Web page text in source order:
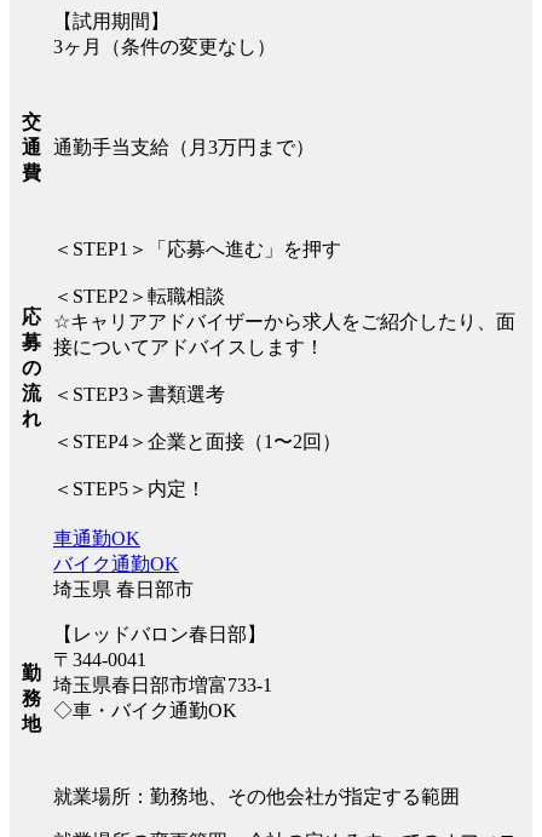
【試用期間】
3ヶ月（条件の変更なし）
交
通
費
通勤手当支給（月3万円まで）
応
募
の
流
れ
＜STEP1＞「応募へ進む」を押す
＜STEP2＞転職相談
☆キャリアアドバイザーから求人をご紹介したり、面
接についてアドバイスします！
＜STEP3＞書類選考
＜STEP4＞企業と面接（1〜2回）
＜STEP5＞内定！
勤
務
地
車通勤OK
バイク通勤OK
埼玉県 春日部市
【レッドバロン春日部】
〒344-0041
埼玉県春日部市増富733-1
◇車・バイク通勤OK
就業場所：勤務地、その他会社が指定する範囲